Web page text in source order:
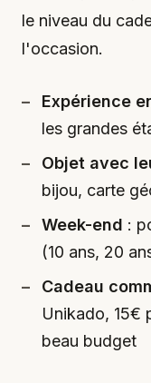
le niveau du
l'occasion.
Expérience
les grandes
Objet avec
bijou, carte
Week-end :
(10 ans, 20
Cadeau
Unikado, 15€
beau budget